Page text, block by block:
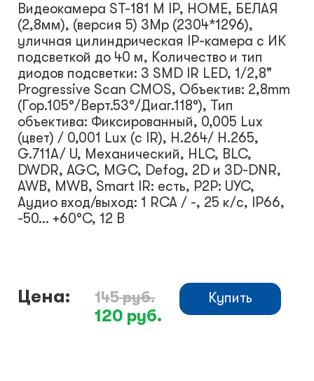
Видеокамера ST-181 M IP, HOME, БЕЛАЯ
(2,8мм), (версия 5) 3Mp (2304*1296),
уличная цилиндрическая IP-камера с ИК
подсветкой до 40 м, Количество и тип
диодов подсветки: 3 SMD IR LED, 1/2,8"
Progressive Scan CMOS, Объектив: 2,8mm
(Гор.105°/Верт.53°/Диаг.118°), Тип
объектива: Фиксированный, 0,005 Lux
(цвет) / 0,001 Lux (с IR), H.264/ H.265,
G.711A/ U, Механический, HLC, BLC,
DWDR, AGC, MGC, Defog, 2D и 3D-DNR,
AWB, MWB, Smart IR: есть, P2P: UYC,
Аудио вход/выход: 1 RCA / -, 25 к/c, IP66,
-50… +60°С, 12 В
Цена: 145 руб.
120 руб.
Купить